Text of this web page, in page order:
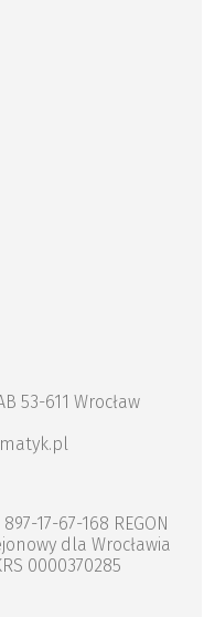
53-611 Wrocław
17-67-168 REGON
dla Wrocławia
0000370285